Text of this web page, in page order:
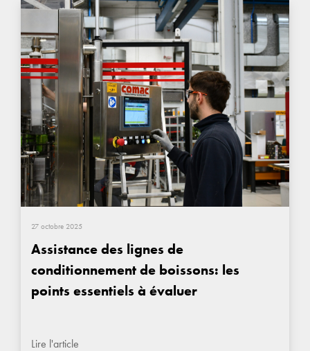
27 octobre 2025
Assistance des lignes de
conditionnement de boissons: les
points essentiels à évaluer
Lire l'article